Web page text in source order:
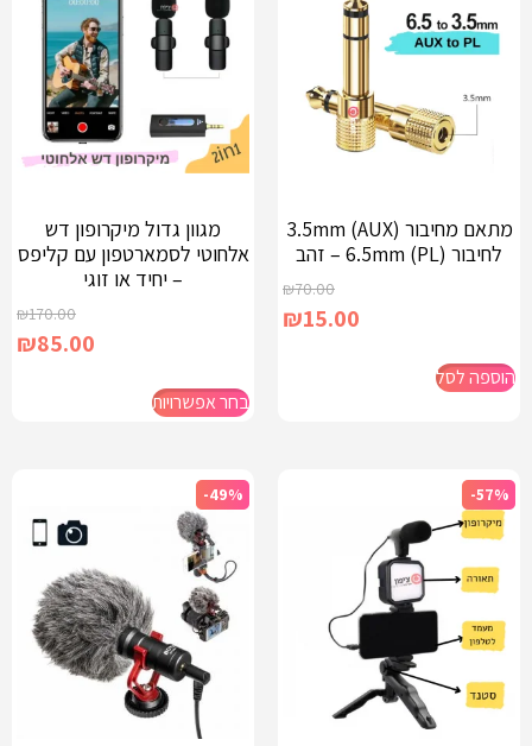
מתאם מחיבור 3.5mm (AUX)
לחיבור 6.5mm (PL) – זהב
₪70.00
₪15.00
הוספה לסל
מגוון גדול מיקרופון דש
אלחוטי לסמארטפון עם קליפס
– יחיד או זוגי
₪170.00
₪85.00
בחר אפשרויות
-57%
-49%